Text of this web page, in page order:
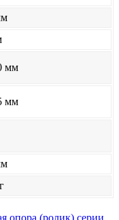
мм
мм
опора (ролик) серии